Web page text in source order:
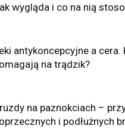
wygląda i co na nią
antykoncepcyjne a cera.
na trądzik?
na paznokciach –
i podłużnych